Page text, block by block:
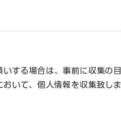
する場合は、事前に収集の目
いて、個人情報を収集致しま